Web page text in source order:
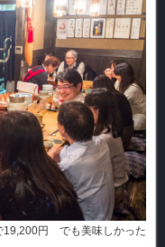
円 でも美味しかった